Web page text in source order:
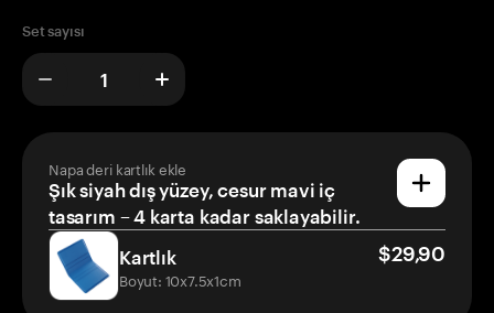
Set sayısı
Napa deri kartlık ekle
Şık siyah dış yüzey, cesur mavi iç
tasarım – 4 karta kadar saklayabilir.
Kartlık
Boyut: 10x7.5x1cm
$29,90